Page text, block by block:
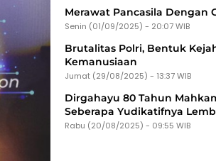
Merawat Pancasila Dengan
Senin (01/09/2025) - 20:07 WIB
Brutalitas Polri, Bentuk
Kemanusiaan
Jumat (29/08/2025) - 13:37 WIB
Dirgahayu 80 Tahun
Seberapa Yudikatifnya
Rabu (20/08/2025) - 09:55 WIB